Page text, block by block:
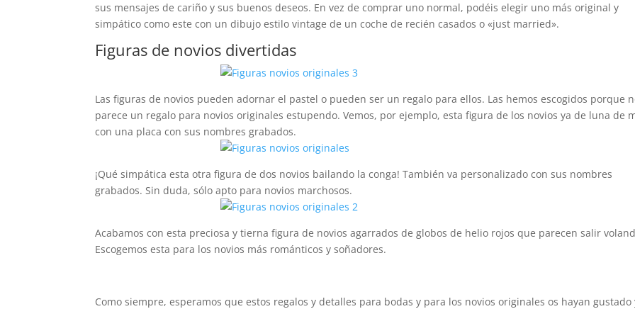
sus mensajes de cariño y sus buenos deseos. En vez de comprar uno normal, podéis elegir uno más original y
simpático como este con un dibujo estilo vintage de un coche de recién casados o «just married».
Figuras de novios divertidas
Las figuras de novios pueden adornar el pastel o pueden ser un regalo para ellos. Las hemos escogidos porque
parece un regalo para novios originales estupendo. Vemos, por ejemplo, esta figura de los novios ya de luna de
con una placa con sus nombres grabados.
¡Qué simpática esta otra figura de dos novios bailando la conga! También va personalizado con sus nombres
grabados. Sin duda, sólo apto para novios marchosos.
Acabamos con esta preciosa y tierna figura de novios agarrados de globos de helio rojos que parecen salir
Escogemos esta para los novios más románticos y soñadores.
Como siempre, esperamos que estos regalos y detalles para bodas y para los novios originales os hayan gustado